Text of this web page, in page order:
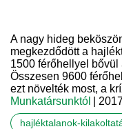
A nagy hideg
megkezdődött a
1500 férőhellyel bővül
Összesen 9600
ezt növelték most, a
Munkatársunktól
|
hajléktalanok-